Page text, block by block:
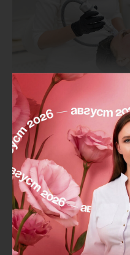
🌾3D-ремоделирование и
Весь август будет
микроигольчатый RF-
шея + декольте. Плюс в
proLIFEandSKIN